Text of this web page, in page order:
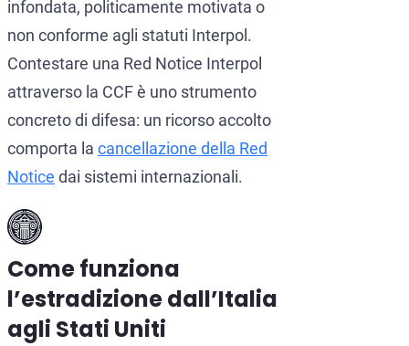
infondata, politicamente motivata o
non conforme agli statuti Interpol.
Contestare una Red Notice Interpol
attraverso la CCF è uno strumento
concreto di difesa: un ricorso accolto
comporta la cancellazione della Red
Notice dai sistemi internazionali.
Come funziona
l’estradizione dall’Italia
agli Stati Uniti